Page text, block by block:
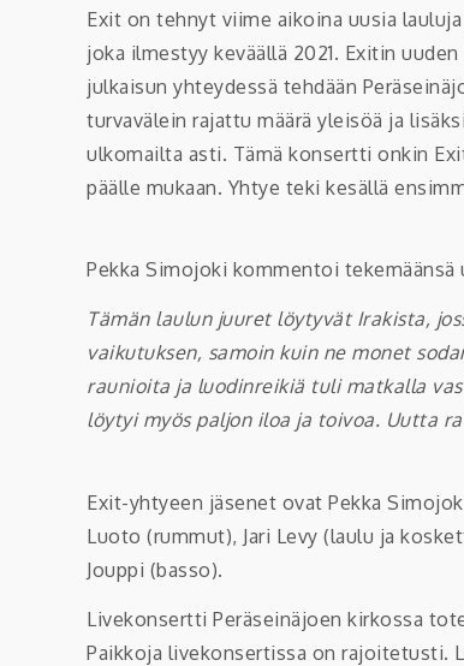
Exit on tehnyt viime aikoina uusia
joka ilmestyy keväällä 2021. Exitin
julkaisun yhteydessä tehdään
turvavälein rajattu määrä yleisöä ja
ulkomailta asti. Tämä konsertti onkin
päälle mukaan. Yhtye teki kesällä
Pekka Simojoki kommentoi tekemäänsä
Tämän laulun juuret löytyvät Irakista,
vaikutuksen, samoin kuin ne monet
raunioita ja luodinreikiä tuli matkalla
löytyi myös paljon iloa ja toivoa. Uutta
Exit-yhtyeen jäsenet ovat Pekka
Luoto (rummut), Jari Levy (laulu ja
Jouppi (basso).
Livekonsertti Peräseinäjoen kirkossa
Paikkoja livekonsertissa on rajoitetusti.